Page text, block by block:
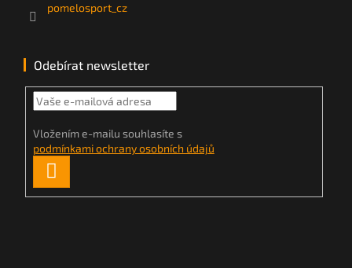
pomelosport_cz
Odebírat newsletter
Vložením e-mailu souhlasíte s
podmínkami ochrany osobních údajů
SE